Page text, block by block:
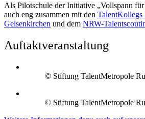
Als Pilotschule der Initiative „Vollspann
auch eng zusammen mit den TalentKollegs
Gelsenkirchen und dem NRW-
Auftaktveranstaltung
© Stiftung TalentMetropole
© Stiftung TalentMetropole